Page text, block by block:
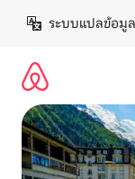
เนื้อหา
ระบบแปลข้อมู